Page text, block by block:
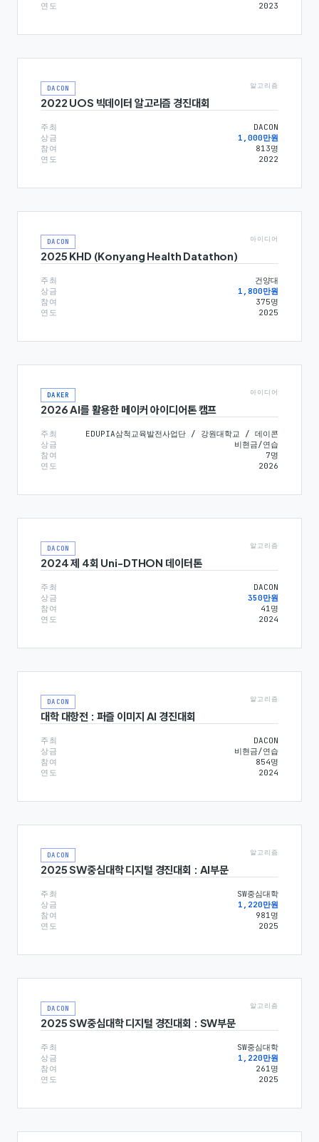
연도 2023
DACON 알고리즘
2022 UOS 빅데이터 알고리즘 경진대회
주최
DACON
상금
1,000만원
참여
813명
연도
2022
DACON 아이디어
2025 KHD (Konyang Health Datathon)
주최
건양대
상금
1,800만원
참여
375명
연도
2025
DAKER 아이디어
2026 AI를 활용한 메이커 아이디어톤 캠프
주최
EDUPIA삼척교육발전사업단 / 강원대학교 / 데이콘
상금
비현금/연습
참여
7명
연도
2026
DACON 알고리즘
2024 제 4회 Uni-DTHON 데이터톤
주최
DACON
상금
350만원
참여
41명
연도
2024
DACON 알고리즘
대학 대항전 : 퍼즐 이미지 AI 경진대회
주최
DACON
상금
비현금/연습
참여
854명
연도
2024
DACON 알고리즘
2025 SW중심대학 디지털 경진대회 : AI부문
주최
SW중심대학
상금
1,220만원
참여
981명
연도
2025
DACON 알고리즘
2025 SW중심대학 디지털 경진대회 : SW부문
주최
SW중심대학
상금
1,220만원
참여
261명
연도
2025